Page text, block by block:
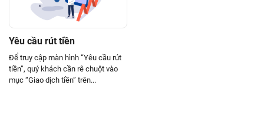
Lệnh GTD
Đặt lệnh nhanh – Flash Order
Lệnh chốt lời/cắt lỗ
Thay đổi hạn mức ký quỹ
Bán theo tỷ lệ
Trung tâm nghiên cứu
Cấu hình hệ thống
Lịch sử đăng nhập
Đăng nhập
YS-OTP
Yêu cầu rút tiền
Để truy cập màn hình “Yêu cầu rút
tiền”, quý khách cần rê chuột vào
mục “Giao dịch tiền” trên...